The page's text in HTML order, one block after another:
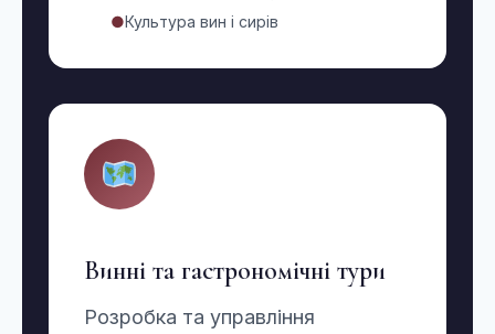
●Культура вин і сирів
Винні та гастрономічні тури
Розробка та управління